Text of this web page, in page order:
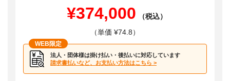
¥374,000
（税込）
（単価 ¥74.8）
WEB限定
法人・団体様は掛け払い・後払いに対応しています
請求書払いなど、お支払い方法はこちら >